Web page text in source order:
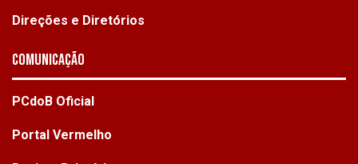
Direções e Diretórios
Comunicação
PCdoB Oficial
Portal Vermelho